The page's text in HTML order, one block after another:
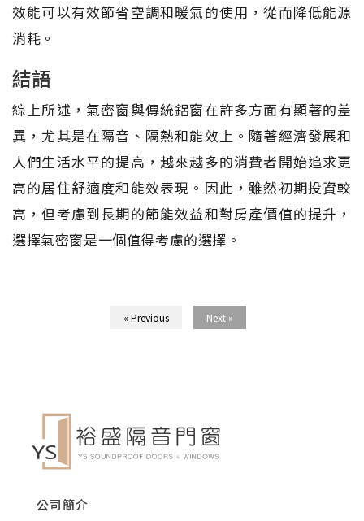
效能可以有效節省空調和暖氣的使用，從而降低能源
消耗。
結語
綜上所述，氣密窗與傳統鋁窗在許多方面有顯著的差
異，尤其是在隔音、隔熱和能效上。隨著經濟發展和
人們生活水平的提高，越來越多的消費者開始追求更
高的居住舒適度和能效表現。因此，雖然初期投資較
高，但考慮到長期的節能效益和對房產價值的提升，
選擇氣密窗是一個值得考慮的選擇。
« Previous Next »
公司簡介